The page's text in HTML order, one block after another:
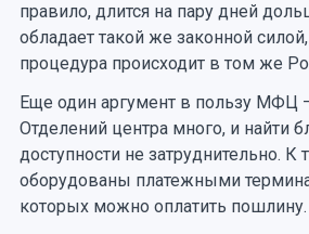
правило, длится на пару дней
обладает такой же законной
процедура происходит в том же
Еще один аргумент в пользу МФЦ
Отделений центра много, и найти
доступности не затруднительно. К
оборудованы платежными
которых можно оплатить пошлину.